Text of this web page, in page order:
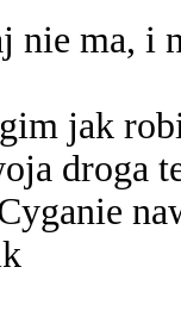
nie ma, i
jak
droga